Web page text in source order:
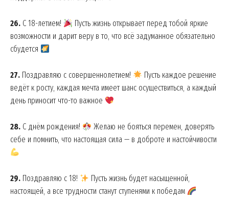
26. С 18-летием!
Пусть жизнь открывает перед тобой яркие
возможности и дарит веру в то, что всё задуманное обязательно
сбудется
27. Поздравляю с совершеннолетием!
Пусть каждое решение
ведёт к росту, каждая мечта имеет шанс осуществиться, а каждый
день приносит что-то важное
28. С днём рождения!
Желаю не бояться перемен, доверять
себе и помнить, что настоящая сила — в доброте и настойчивости
29. Поздравляю с 18!
Пусть жизнь будет насыщенной,
настоящей, а все трудности станут ступенями к победам